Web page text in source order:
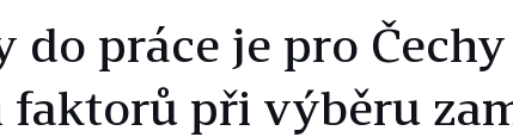
do práce je pro
při výběru